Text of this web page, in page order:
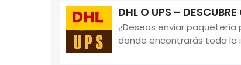
DHL O UPS –
¿Deseas enviar paquetería
donde encontrarás toda la